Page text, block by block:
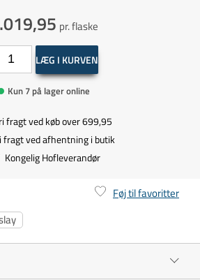
pr. flaske
LÆG I KURVEN
Kun 7 på lager online
fragt ved køb over 699,95
fragt ved afhentning i butik
Kongelig Hofleverandør
Føj til favoritter